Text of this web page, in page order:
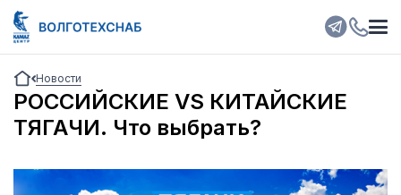
Новости
РОССИЙСКИЕ VS КИТАЙСКИЕ
ТЯГАЧИ. Что выбрать?